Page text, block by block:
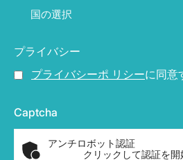
プライバシー
プライバシーポ リシーに同意
Captcha
アンチロボット認証
クリックして認証を開